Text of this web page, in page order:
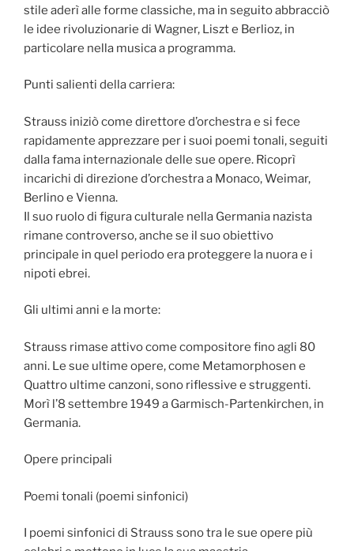
stile aderì alle forme classiche, ma in seguito abbracciò
le idee rivoluzionarie di Wagner, Liszt e Berlioz, in
particolare nella musica a programma.
Punti salienti della carriera:
Strauss iniziò come direttore d’orchestra e si fece
rapidamente apprezzare per i suoi poemi tonali, seguiti
dalla fama internazionale delle sue opere. Ricoprì
incarichi di direzione d’orchestra a Monaco, Weimar,
Berlino e Vienna.
Il suo ruolo di figura culturale nella Germania nazista
rimane controverso, anche se il suo obiettivo
principale in quel periodo era proteggere la nuora e i
nipoti ebrei.
Gli ultimi anni e la morte:
Strauss rimase attivo come compositore fino agli 80
anni. Le sue ultime opere, come Metamorphosen e
Quattro ultime canzoni, sono riflessive e struggenti.
Morì l’8 settembre 1949 a Garmisch-Partenkirchen, in
Germania.
Opere principali
Poemi tonali (poemi sinfonici)
I poemi sinfonici di Strauss sono tra le sue opere più